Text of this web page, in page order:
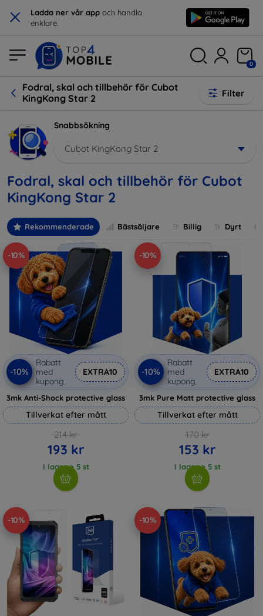
× Ladda ner vår app och handla
enklare.
0
Fodral, skal och tillbehör för Cubot
KingKong Star 2
Filter
Snabbsökning
Cubot KingKong Star 2
Fodral, skal och tillbehör för Cubot
KingKong Star 2
Rekommenderade Bästsäljare Billig Dyrt
-10%
-10%
Rabatt
med
kupong
EXTRA10
3mk Anti-Shock protective glass
Tillverkat efter mått
214 kr
193 kr
I lager > 5 st
-10%
-10%
Rabatt
med
kupong
EXTRA10
3mk Pure Matt protective glass
Tillverkat efter mått
170 kr
153 kr
I lager > 5 st
-10% -10%